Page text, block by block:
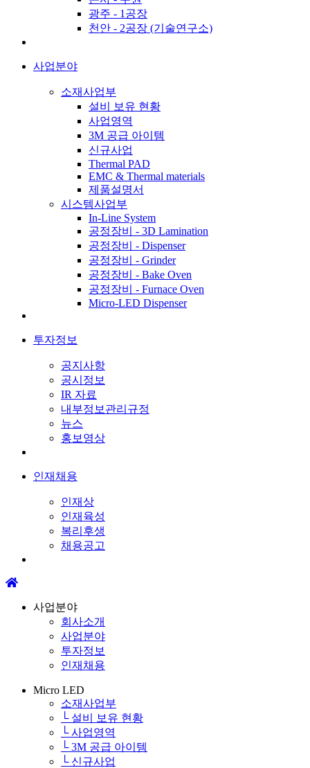
광주 - 1공장
천안 - 2공장 (기술연구소)
사업분야
소재사업부
설비 보유 현황
사업영역
3M 공급 아이템
신규사업
Thermal PAD
EMC & Thermal materials
제품설명서
시스템사업부
In-Line System
공정장비 - 3D Lamination
공정장비 - Dispenser
공정장비 - Grinder
공정장비 - Bake Oven
공정장비 - Furnace Oven
Micro-LED Dispenser
투자정보
공지사항
공시정보
IR 자료
내부정보관리규정
뉴스
홍보영상
인재채용
인재상
인재육성
복리후생
채용공고
사업분야
회사소개
사업분야
투자정보
인재채용
Micro LED
소재사업부
└ 설비 보유 현황
└ 사업영역
└ 3M 공급 아이템
└ 신규사업